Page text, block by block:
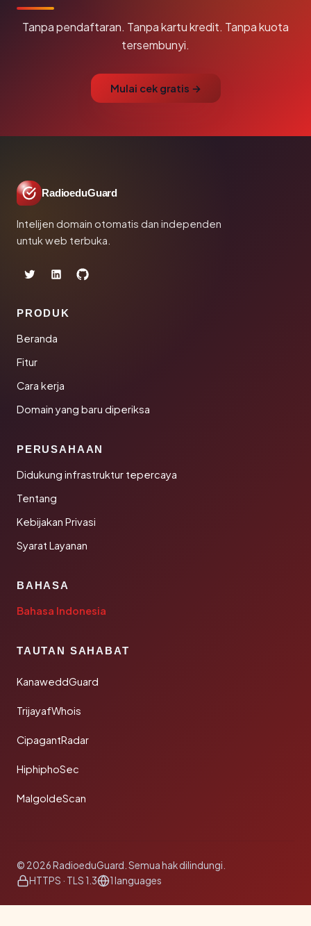
Tanpa pendaftaran. Tanpa kartu kredit. Tanpa kuota
tersembunyi.
Mulai cek gratis →
RadioeduGuard
Intelijen domain otomatis dan independen
untuk web terbuka.
PRODUK
Beranda
Fitur
Cara kerja
Domain yang baru diperiksa
PERUSAHAAN
Didukung infrastruktur tepercaya
Tentang
Kebijakan Privasi
Syarat Layanan
BAHASA
Bahasa Indonesia
TAUTAN SAHABAT
KanaweddGuard
TrijayafWhois
CipagantRadar
HiphiphoSec
MalgoldeScan
© 2026 RadioeduGuard. Semua hak dilindungi.
HTTPS · TLS 1.3
1 languages